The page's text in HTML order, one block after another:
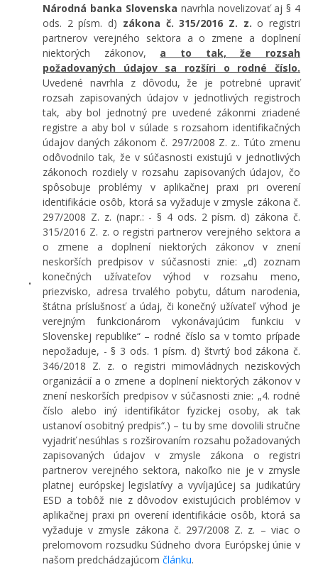
Národná banka Slovenska navrhla novelizovať aj § 4
ods. 2 písm. d) zákona č. 315/2016 Z. z.o registri
partnerov verejného sektora a o zmene a doplnení
niektorých zákonov, a to tak, že rozsah
požadovaných údajov sa rozšíri o rodné číslo.
Uvedené navrhla z dôvodu, že je potrebné upraviť
rozsah zapisovaných údajov v jednotlivých registroch
tak, aby bol jednotný pre uvedené zákonmi zriadené
registre a aby bol v súlade s rozsahom identifikačných
údajov daných zákonom č. 297/2008 Z. z.. Túto zmenu
odôvodnilo tak, že v súčasnosti existujú v jednotlivých
zákonoch rozdiely v rozsahu zapisovaných údajov, čo
spôsobuje problémy v aplikačnej praxi pri overení
identifikácie osôb, ktorá sa vyžaduje v zmysle zákona č.
297/2008 Z. z. (napr.: - § 4 ods. 2 písm. d) zákona č.
315/2016 Z. z. o registri partnerov verejného sektora a
o zmene a doplnení niektorých zákonov v znení
neskorších predpisov v súčasnosti znie: „d) zoznam
konečných užívateľov výhod v rozsahu meno,
priezvisko, adresa trvalého pobytu, dátum narodenia,
štátna príslušnosť a údaj, či konečný užívateľ výhod je
verejným funkcionárom vykonávajúcim funkciu v
Slovenskej republike“ – rodné číslo sa v tomto prípade
nepožaduje, - § 3 ods. 1 písm. d) štvrtý bod zákona č.
346/2018 Z. z. o registri mimovládnych neziskových
organizácií a o zmene a doplnení niektorých zákonov v
znení neskorších predpisov v súčasnosti znie: „4. rodné
číslo alebo iný identifikátor fyzickej osoby, ak tak
ustanoví osobitný predpis“.) – tu by sme dovolili stručne
vyjadriť nesúhlas s rozširovaním rozsahu požadovaných
zapisovaných údajov v zmysle zákona o registri
partnerov verejného sektora, nakoľko nie je v zmysle
platnej európskej legislatívy a vyvíjajúcej sa judikatúry
ESD a tobôž nie z dôvodov existujúcich problémov v
aplikačnej praxi pri overení identifikácie osôb, ktorá sa
vyžaduje v zmysle zákona č. 297/2008 Z. z. – viac o
prelomovom rozsudku Súdneho dvora Európskej únie v
našom predchádzajúcom článku.